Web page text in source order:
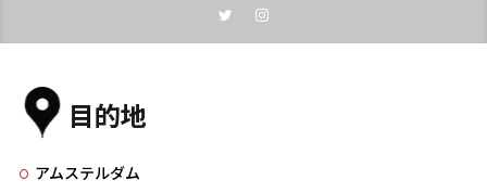
目的地
アムステルダム